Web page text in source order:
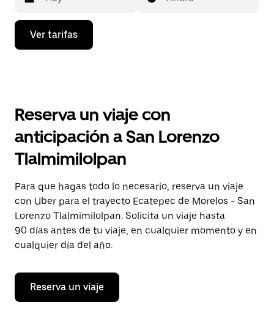
Presiona
flecha
el
y
selecciona
una
Presiona
la
tecla Esc
para
cerrar
el
calendario.
Ver tarifas
Reserva un viaje con
anticipación a San Lorenzo
Tlalmimilolpan
Para que hagas todo lo necesario, reserva un viaje
con Uber para el trayecto Ecatepec de Morelos - San
Lorenzo Tlalmimilolpan. Solicita un viaje hasta
90 días antes de tu viaje, en cualquier momento y en
cualquier día del año.
Reserva un viaje